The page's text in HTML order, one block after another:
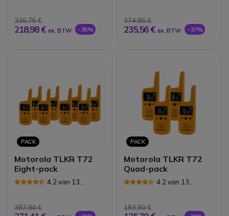
336,75 €
218,98 € ex. BTW -35%
374,85 €
235,56 € ex. BTW -37%
PACK
Motorola TLKR T72
Eight-pack
4.2 van 13
387,80 €
PACK
Motorola TLKR T72
Quad-pack
4.2 van 13
193,90 €